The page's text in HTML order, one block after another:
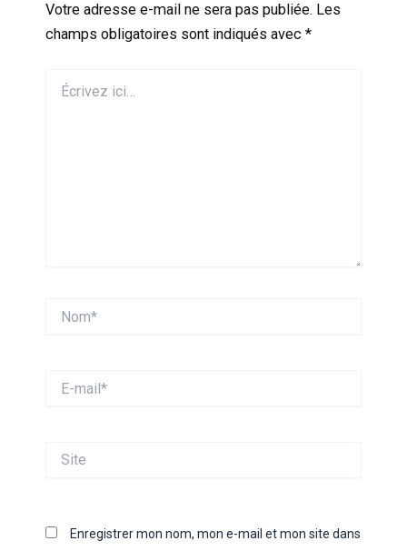
Votre adresse e-mail ne sera pas publiée. Les
champs obligatoires sont indiqués avec *
ici…
mail*
Enregistrer mon nom, mon e-mail et mon site dans